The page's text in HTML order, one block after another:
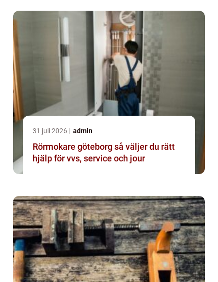
31 juli 2026 admin
Rörmokare göteborg så väljer du rätt
hjälp för vvs, service och jour